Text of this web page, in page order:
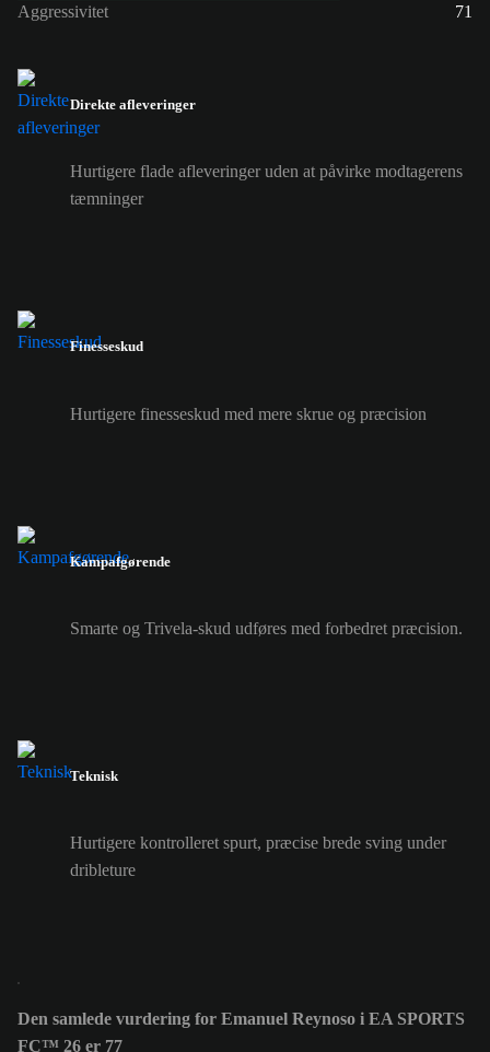
Aggressivitet
71
Direkte afleveringer
Hurtigere flade afleveringer uden at påvirke modtagerens
tæmninger
Finesseskud
Hurtigere finesseskud med mere skrue og præcision
Kampafgørende
Smarte og Trivela-skud udføres med forbedret præcision.
Teknisk
Hurtigere kontrolleret spurt, præcise brede sving under
dribleture
Den samlede vurdering for Emanuel Reynoso i EA SPORTS
FC™ 26 er 77